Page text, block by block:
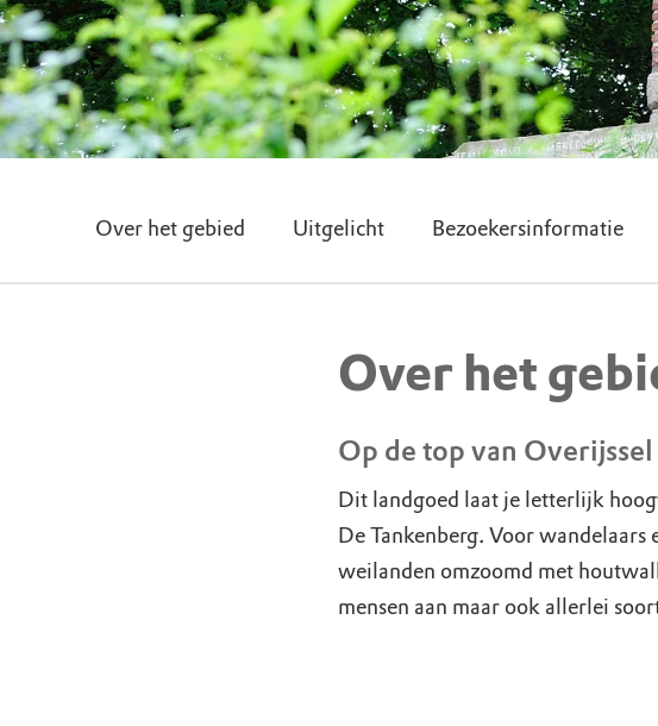
Over het gebied Uitgelicht Bezoekersinformatie
Over het
Op de top van Overijssel
Dit landgoed laat je letterlijk
De Tankenberg. Voor
weilanden omzoomd met
mensen aan maar ook allerlei